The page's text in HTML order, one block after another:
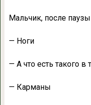
Мальчик, после паузы
— Ноги
— А что есть такого в
— Карманы